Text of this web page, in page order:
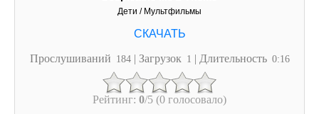
Дети / Мультфильмы
Прослушиваний 184 | Загрузок 1 | Длительность 0:16
Рейтинг: 0/5 (0 голосовало)